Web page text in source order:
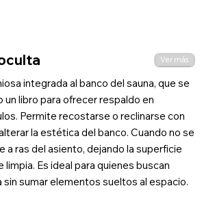
Ver más
integrada al banco del sauna, que se
un libro para ofrecer respaldo en
Permite recostarse o reclinarse con
la estética del banco. Cuando no se
a ras del asiento, dejando la superficie
Es ideal para quienes buscan
sin sumar elementos sueltos al espacio.